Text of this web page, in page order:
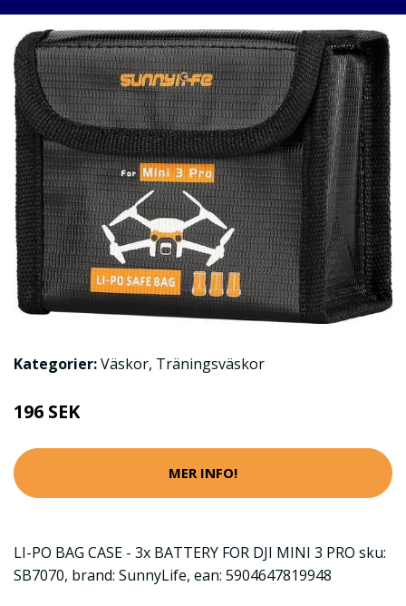
Kategorier:Väskor, Träningsväskor
196 SEK
MER INFO!
LI-PO BAG CASE - 3x BATTERY FOR DJI MINI 3 PRO sku:
SB7070, brand: SunnyLife, ean: 5904647819948